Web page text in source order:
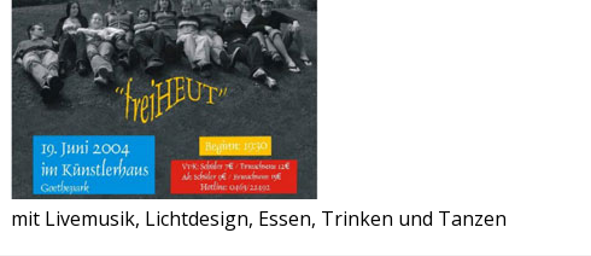
mit Livemusik, Lichtdesign, Essen, Trinken und Tanzen